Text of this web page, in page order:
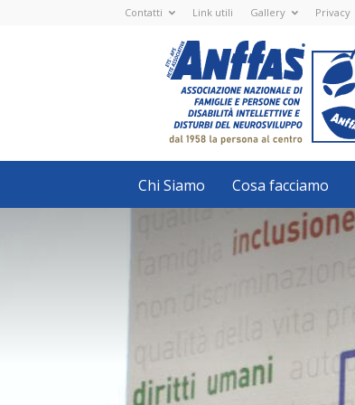
Contatti Link utili Gallery Privacy
Nazionale
ETS
-
APS
Associazione
Nazionale
di
Famiglie
e
con
disabilità
intellettive
neurosviluppo
Chi Siamo Cosa facciamo